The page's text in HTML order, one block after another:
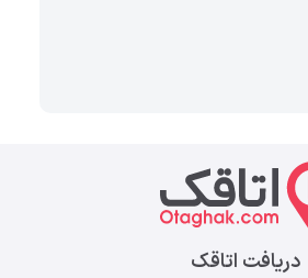
دریافت اتاقک